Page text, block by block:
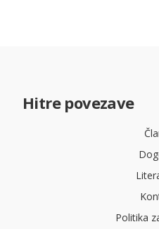
Hitre povezave
Politika